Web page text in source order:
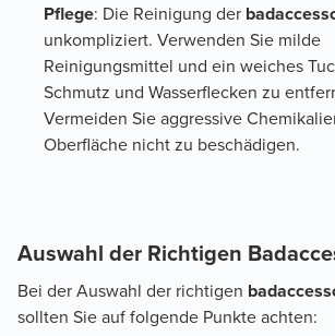
Pflege: Die Reinigung der
unkompliziert. Verwenden Sie milde
Reinigungsmittel und ein weiches
Schmutz und Wasserflecken zu
Vermeiden Sie aggressive
Oberfläche nicht zu beschädigen.
Auswahl der Richtigen
Bei der Auswahl der richtigen
sollten Sie auf folgende Punkte achten: